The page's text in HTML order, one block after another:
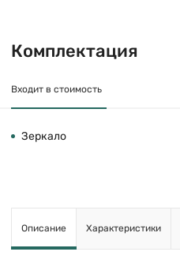
Комплектация
Входит в стоимость
Зеркало
Описание Характеристики